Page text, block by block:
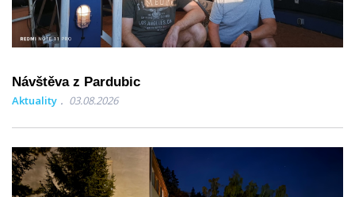
Návštěva z Pardubic
Aktuality 03.08.2026